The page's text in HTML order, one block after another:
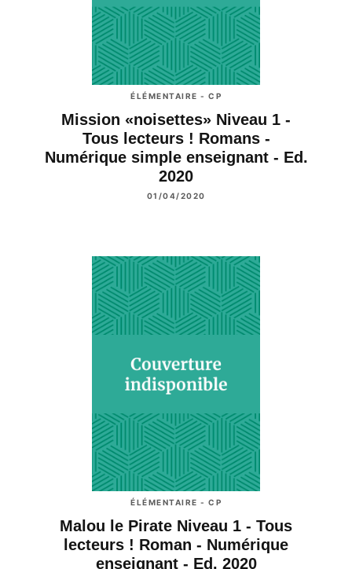
ÉLÉMENTAIRE - CP
Mission «noisettes» Niveau 1 -
Tous lecteurs ! Romans -
Numérique simple enseignant - Ed.
2020
01/04/2020
ÉLÉMENTAIRE - CP
Malou le Pirate Niveau 1 - Tous
lecteurs ! Roman - Numérique
enseignant - Ed. 2020